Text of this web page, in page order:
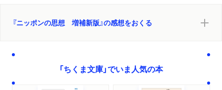
『ニッポンの思想 増補新版』の感想をおくる
「ちくま文庫」でいま人気の本